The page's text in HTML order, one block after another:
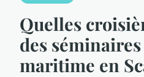
Quelles
des
maritime en